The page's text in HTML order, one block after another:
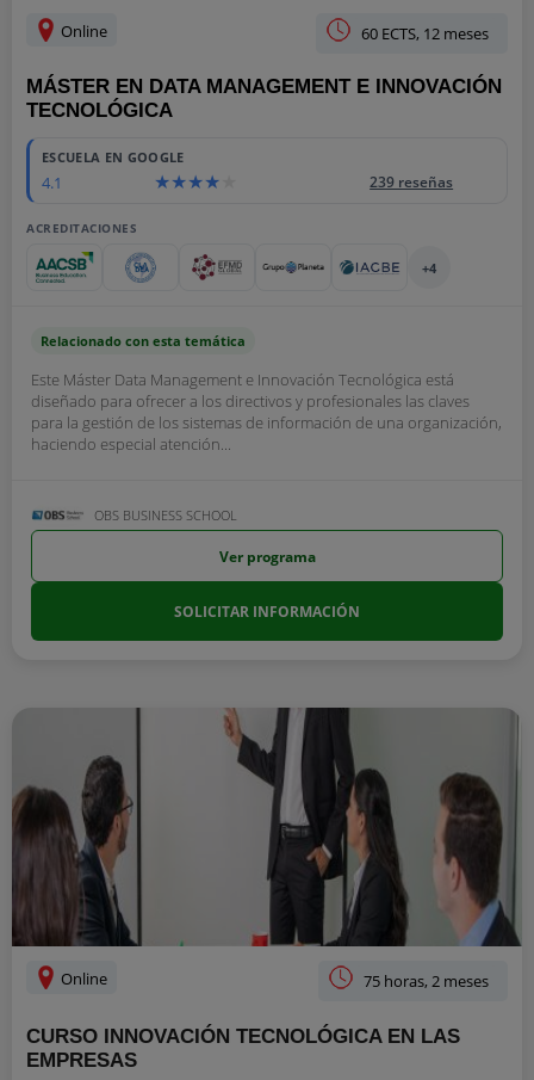
Online 60 ECTS, 12 meses
MÁSTER EN DATA MANAGEMENT E INNOVACIÓN
TECNOLÓGICA
ESCUELA EN GOOGLE
4.1 239 reseñas
ACREDITACIONES
+4
Relacionado con esta temática
Este Máster Data Management e Innovación Tecnológica está
diseñado para ofrecer a los directivos y profesionales las claves
para la gestión de los sistemas de información de una organización,
haciendo especial atención...
OBS BUSINESS SCHOOL
Ver programa
SOLICITAR INFORMACIÓN
Online 75 horas, 2 meses
CURSO INNOVACIÓN TECNOLÓGICA EN LAS
EMPRESAS